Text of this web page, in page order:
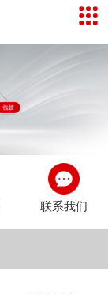
联系我们